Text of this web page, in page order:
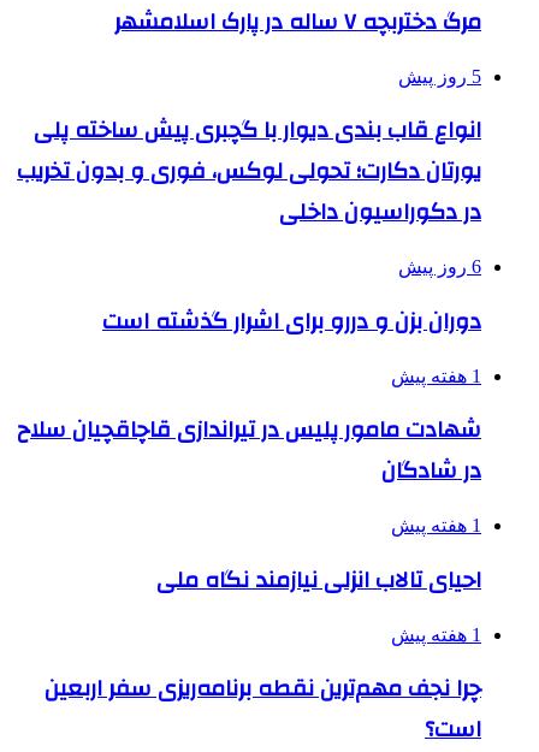
مرگ دختربچه ۷ ساله در پارک اسلامشهر
5 روز پیش
انواع قاب بندی دیوار با گچبری پیش ساخته پلی
یورتان دکارت؛ تحولی لوکس، فوری و بدون تخریب
در دکوراسیون داخلی
6 روز پیش
دوران بزن و دررو برای اشرار گذشته است
1 هفته پیش
شهادت مامور پلیس در تیراندازی قاچاقچیان سلاح
در شادگان
1 هفته پیش
احیای تالاب انزلی نیازمند نگاه ملی
1 هفته پیش
چرا نجف مهم‌ترین نقطه برنامه‌ریزی سفر اربعین
است؟